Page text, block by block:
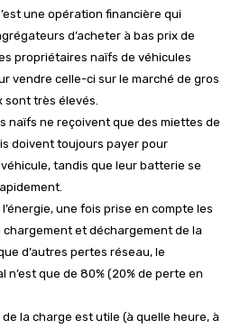
une opération financière qui
d’acheter à bas prix de
propriétaires naïfs de véhicules
vendre celle-ci sur le marché de gros
sont très élevés.
naïfs ne reçoivent que des miettes de
doivent toujours payer pour
tandis que leur batterie se
une fois prise en compte les
chargement et déchargement de la
d’autres pertes réseau, le
n’est que de 80% (20% de perte en
la charge est utile (à quelle heure, à